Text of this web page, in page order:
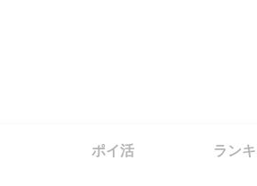
ポイ活 ラン